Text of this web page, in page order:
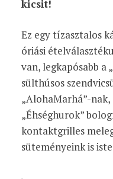
kicsit!
Ez egy tízasztalos
óriási
van, legkapósabb a
sülthúsos
„AlohaMarhá”-
„Éhséghurok”
kontaktgrilles
süteményeink is